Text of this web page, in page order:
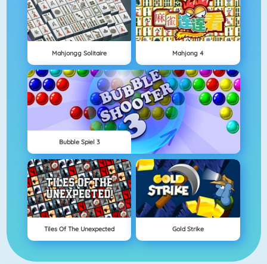
Mahjongg Solitaire Mahjong 4
Bubble Spiel 3
Tiles Of The Unexpected Gold Strike